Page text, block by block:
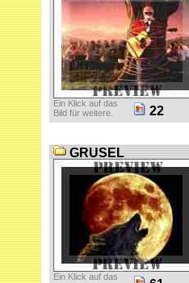
Ein Klick auf das
Bild für weitere.
22
GRUSEL
Ein Klick auf das